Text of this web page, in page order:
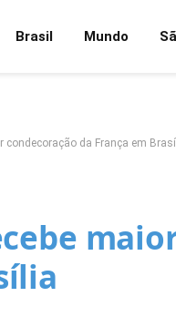
Brasil Mundo
condecoração da França em